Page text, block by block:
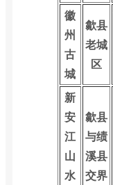
徽
州
古
城
歙县
老城
区
新
安
江
山
水
歙县
与绩
溪县
交界